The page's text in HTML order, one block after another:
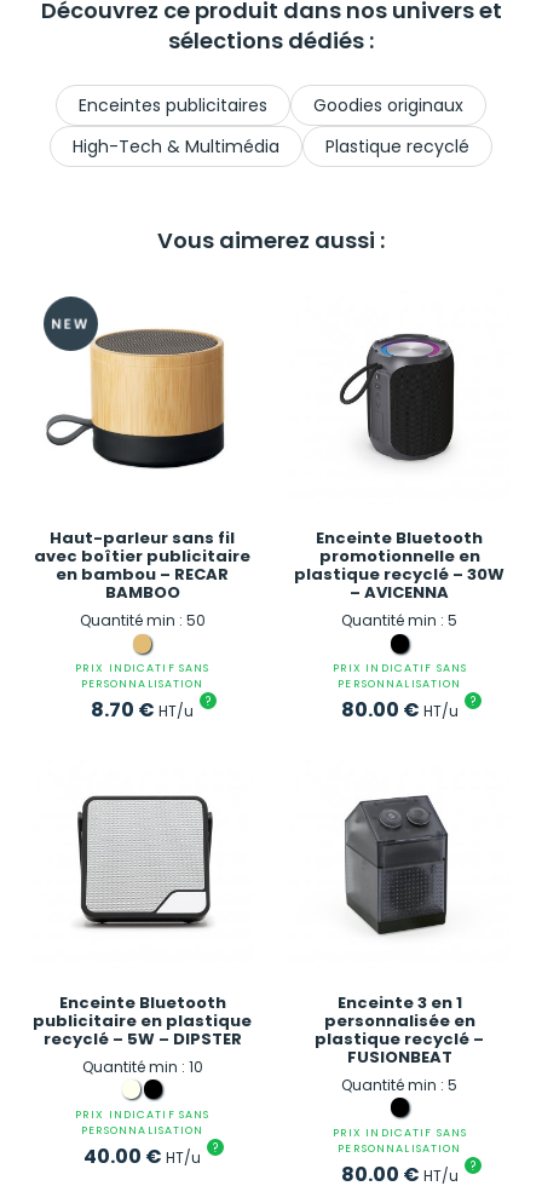
Découvrez ce produit dans nos univers et
sélections dédiés :
Enceintes publicitaires
Goodies originaux
High-Tech & Multimédia
Plastique recyclé
Vous aimerez aussi :
Haut-parleur sans fil
avec boîtier publicitaire
en bambou – RECAR
BAMBOO
Quantité min : 50
PRIX INDICATIF SANS
PERSONNALISATION
8.70 € HT/u ?
Enceinte Bluetooth
promotionnelle en
plastique recyclé – 30W
– AVICENNA
Quantité min : 5
PRIX INDICATIF SANS
PERSONNALISATION
80.00 € HT/u ?
Enceinte Bluetooth
publicitaire en plastique
recyclé – 5W – DIPSTER
Quantité min : 10
PRIX INDICATIF SANS
PERSONNALISATION
40.00 € HT/u ?
Enceinte 3 en 1
personnalisée en
plastique recyclé –
FUSIONBEAT
Quantité min : 5
PRIX INDICATIF SANS
PERSONNALISATION
80.00 € HT/u ?